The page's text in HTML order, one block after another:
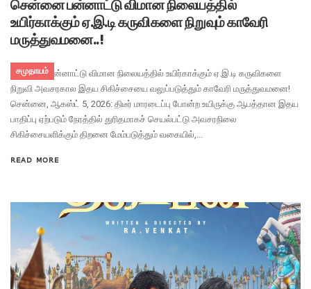
சமுதாயம்
சென்னை பன்னாட்டு விமான நிலையத்தில்
உயிர்காக்கும் ஏ.இ.டி கருவிகளை நிறுவும் காவேரி
மருத்துவமனை..!
சென்னை பன்னாட்டு விமான நிலையத்தில் உயிர்காக்கும் ஏ.இ.டி கருவிகளை
நிறுவி அவசரகால இதய சிகிச்சையை வலுப்படுத்தும் காவேரி மருத்துவமனை!
சென்னை, ஆகஸ்ட் 5, 2026: திடீர் மாரடைப்பு போன்ற உயிருக்கு ஆபத்தான இதய
பாதிப்பு ஏற்படும் நேரத்தில் துரிதமாகச் செயல்பட்டு அவசரநிலை
சிகிச்சையளிக்கும் திறனை மேம்படுத்தும் வகையில்,...
READ MORE